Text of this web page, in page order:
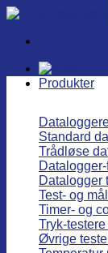
Fortsæt
indhold
Produkter
Standard
Trådløse
Datalogger
Test- og
Timer- og
Tryk-
Øvrige